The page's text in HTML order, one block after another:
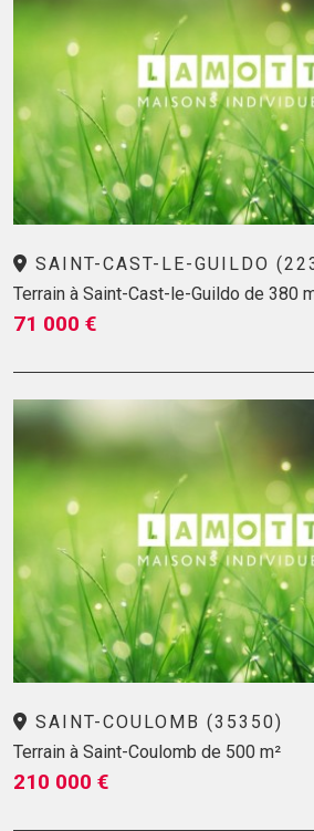
SAINT-CAST-LE-GUILDO
Terrain à Saint-Cast-le-Guildo de 380
71 000 €
SAINT-COULOMB (35350)
Terrain à Saint-Coulomb de 500 m²
210 000 €